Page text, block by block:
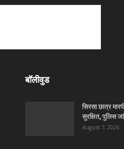
बॉलीवुड
सिरसा छात्र
सुरक्षित, पुलिस
August 7, 2026